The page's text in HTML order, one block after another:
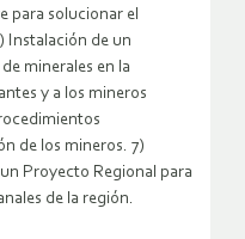
para solucionar el
Instalación de un
minerales en la
y a los mineros
de los mineros. 7)
Proyecto Regional para
de la región.